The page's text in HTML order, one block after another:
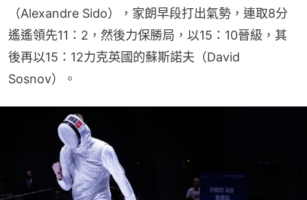
（Alexandre Sido），家朗早段打出氣勢，連取8分
遙遙領先11：2，然後力保勝局，以15：10晉級，其
後再以15：12力克英國的蘇斯諾夫（David
Sosnov）。